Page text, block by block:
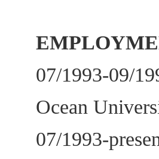
07/1993-09/
Ocean
07/1993-